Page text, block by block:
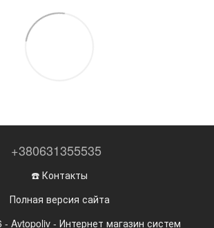
+380631355535
☎️ Контакты
Полная версия сайта
Avtopoliv - Интернет магазин систем